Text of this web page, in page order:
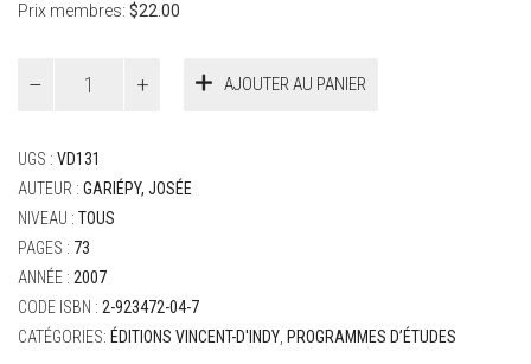
Prix membres: $22.00
-
flûte
traversière
AJOUTER AU PANIER
UGS : VD131
AUTEUR : GARIÉPY, JOSÉE
NIVEAU : TOUS
PAGES : 73
ANNÉE : 2007
CODE ISBN : 2-923472-04-7
CATÉGORIES: ÉDITIONS VINCENT-D'INDY, PROGRAMMES D’ÉTUDES